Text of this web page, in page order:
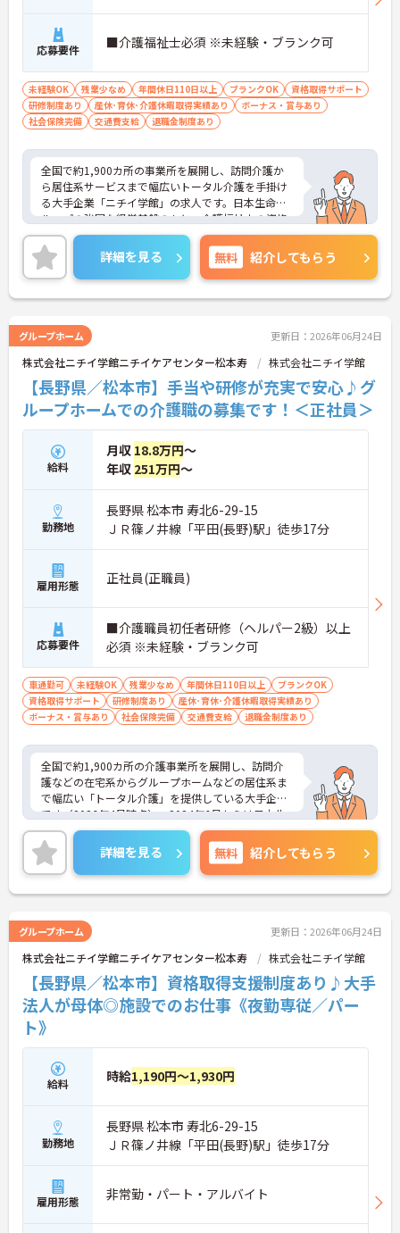
応募要件 ■介護福祉士必須 ※未経験・ブランク可
未経験OK 残業少なめ 年間休日110日以上 ブランクOK
資格取得サポート
研修制度あり
産休･育休･介護休暇取得実績あり
ボーナス・賞与あり
社会保険完備
交通費支給 退職金制度あり
全国で約1,900カ所の事業所を展開し、訪問介護か
ら居住系サービスまで幅広いトータル介護を手掛け
る大手企業「ニチイ学館」の求人です。日本生命グ
ループの強固な経営基盤のもと、介護福祉士の資格
を最大限に活かしてキャリアアップできる環境が整
っています。毎月1万8000円の資格手当が支給され
るだけでなく、将来的にサービス管理者や拠点管理
者、ケアマネジャーへと進むための「サービス管理
者研修」等の充実した支援制度が魅力です。20～30
一方で、40～60代の方も安心できる最大2万円の勤
続年数手当や退職金制度などの福利厚生を完備して
います。企業主導型保育所の利用や10～18歳のお子
様への子ども手当などライフステージの変化にも対
応しており、グループホームでの1対1の丁寧なケア
という現場のやりがいを感じながら、確かなキャリ
アと長期的な働きやすさの両方を手に入れられる職
場です。
＜介護福祉士の資格を活かし、さらなる高みを目指
せる環境です＞大手ならではの丁寧な拠点研修や半
年間のOJTがあり、新しい職場への不安をしっかり
解消できます。1ユニット9名の少人数制グループホ
ームのため、お客様と1対1で深く関わるケアが叶う
受講し、施設長やケアマネジャーへステップアップ
できる明確なキャリアマップが用意されています
＜手厚い子育て支援！プライベートも大切にできる
環境＞ 「ワークライフバランスを重視する方にも大
変おすすめの求人です。希望を考慮したシフト作成
や半日単位で取得できる有給休暇など、無理なく働
ける体制が整っています。特に子育て支援が手厚
く、10～18歳のお子様を対象とした『子ども手当』
や、企業主導型保育所の利用手当（月1万円）など
も充実！ご家族の急な体調不良時には家族愛休暇も
ート体制です。
詳細を見る 無料 紹介してもらう
グループホーム 更新日：2026年06月24日
株式会社ニチイ学館ニチイケアセンター松本寿 株式会社ニチイ学館
【長野県／松本市】手当や研修が充実で安心♪グ
ループホームでの介護職の募集です！＜正社員＞
給料
月収 18.8万円～
年収 251万円～
勤務地
長野県 松本市 寿北6-29-15
ＪＲ篠ノ井線「平田(長野)駅」徒歩17分
雇用形態 正社員(正職員)
応募要件
■介護職員初任者研修（ヘルパー2級）以上
必須 ※未経験・ブランク可
車通勤可 未経験OK 残業少なめ 年間休日110日以上
ブランクOK
資格取得サポート
研修制度あり
産休･育休･介護休暇取得実績あり
ボーナス・賞与あり
社会保険完備 交通費支給 退職金制度あり
全国で約1,900カ所の介護事業所を展開し、訪問介
護などの在宅系からグループホームなどの居住系ま
で幅広い「トータル介護」を提供している大手企業
です（2026年4月時点）。2024年6月からは日本生
命グループの一員となり、さらに安定した経営基盤
のもとでお客様に安心をお届けしています。職員一
人ひとりの「働きやすさ」と「キャリア」を大切に
する社風が特徴です。福利厚生が非常に充実してお
り、10歳～18歳のお子様を持つ方への「子ども手
「保育利用手当」など、仕事と子育ての両立を強力
にバックアップしています。 また、資格取得を目指
せる支援制度（会社負担やキャッシュバック）が整
っており、スキルアップやキャリアアップ（サービ
ス提供責任者、管理者など）に向けた段階的な研修
も豊富です。日々の頑張りは手当や賃金制度でしっ
かりと評価されるため、高いモチベーションを保ち
ながら長く安心して働ける環境です。
＜家庭的で温かい！少人数のグループホーム＞家庭
的な雰囲気の中で、お一人おひとりに寄り添ったケ
アができるのが魅力です。認知症の方を対象として
いますが、介護度はお客様によって様々。食事や入
浴、排泄などの日常生活を支援しながら、まるで家
族のように温かい時間を共有できます。「流れ作業
ではなく、じっくりと人と向き合いたい」という方
にぴったりの環境です。
＜手厚い指導と資格支援＞入社後は2週間程度の研
詳細を見る 無料 紹介してもらう
グループホーム 更新日：2026年06月24日
株式会社ニチイ学館ニチイケアセンター松本寿 株式会社ニチイ学館
【長野県／松本市】資格取得支援制度あり♪大手
法人が母体◎施設でのお仕事《夜勤専従／パー
ト》
給料 時給1,190円～1,930円
勤務地
長野県 松本市 寿北6-29-15
ＪＲ篠ノ井線「平田(長野)駅」徒歩17分
雇用形態 非常勤・パート・アルバイト